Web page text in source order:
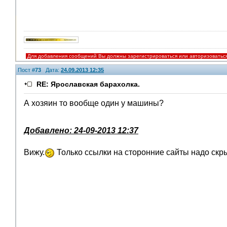
Для добавления сообщений Вы должны зарегистрироваться или
Пост #73 Дата: 24.09.2013 12:35
RE: Ярославская барахолка.
А хозяин то вообще один у машины?
Добавлено: 24-09-2013 12:37
Вижу. Только ссылки на сторонние сайты надо